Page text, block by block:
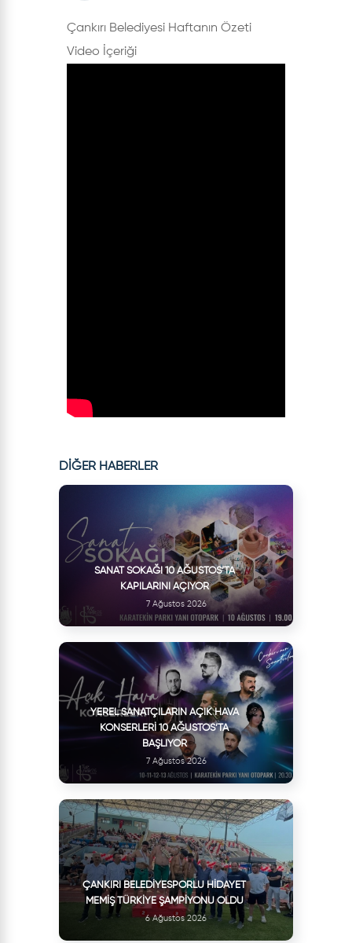
Çankırı Belediyesi Haftanın Özeti
Video İçeriği
DİĞER HABERLER
SANAT SOKAĞI 10 AĞUSTOS’TA
KAPILARINI AÇIYOR
7 Ağustos 2026
YEREL SANATÇILARIN AÇIK HAVA
KONSERLERI 10 AĞUSTOS’TA
BAŞLIYOR
7 Ağustos 2026
ÇANKIRI BELEDIYESPORLU HIDAYET
MEMIŞ TÜRKIYE ŞAMPIYONU OLDU
6 Ağustos 2026